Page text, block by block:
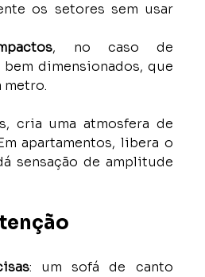
os setores sem usar
, no caso de
bem dimensionados, que
metro.
cria uma atmosfera de
apartamentos, libera o
sensação de amplitude
: um sofá de canto